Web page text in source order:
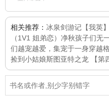
相关推荐： 冰泉剑游记 【我英
（1V1 姐弟恋） 净秋孩子们无
们越宠越爱，集宠于一身穿越
捡到小姑娘斯图亚特之龙 【第